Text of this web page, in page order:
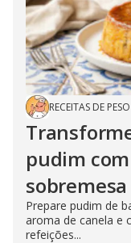
RECEITAS DE PESO
pudim
Prepare pudim de
aroma de canela e
refeições...